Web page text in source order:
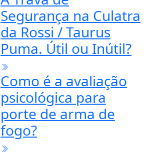
armas da Boito
Os 10 mandamentos
do combate armado
A Trava de
Segurança na Culatra
da Rossi / Taurus
Puma. Útil ou Inútil?